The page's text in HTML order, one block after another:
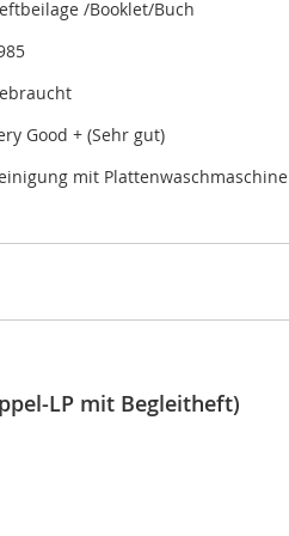
/Booklet/Buch
Good + (Sehr gut)
mit
LP mit Begleitheft)